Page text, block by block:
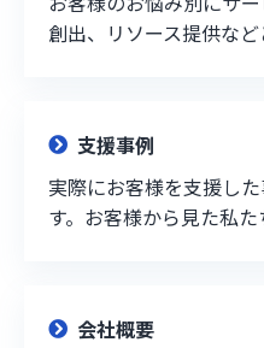
創出、リソース提供など
支援事例
実際にお客様を支援し
す。お客様から見た私た
会社概要